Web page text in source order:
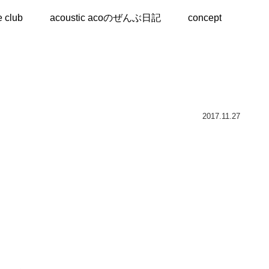
club acoustic acoのぜんぶ日記 concept
2017.11.27